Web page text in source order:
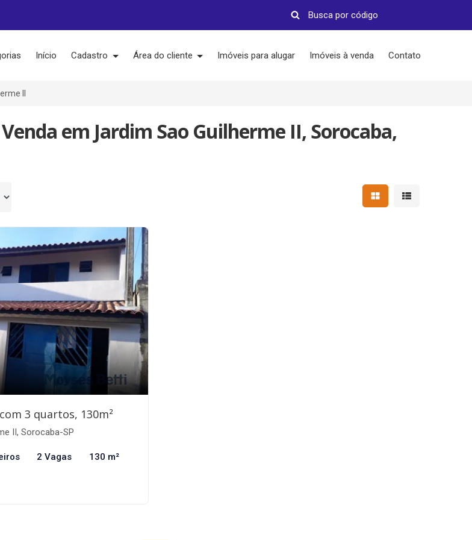
Início Cadastro Área do cliente Imóveis para alugar Imóveis à venda Contato
II
em Jardim Sao Guilherme II, Sorocaba,
Mostrar resultados em
Mostrar
3 quartos, 130m²
II, Sorocaba-SP
2 Vagas 130 m²